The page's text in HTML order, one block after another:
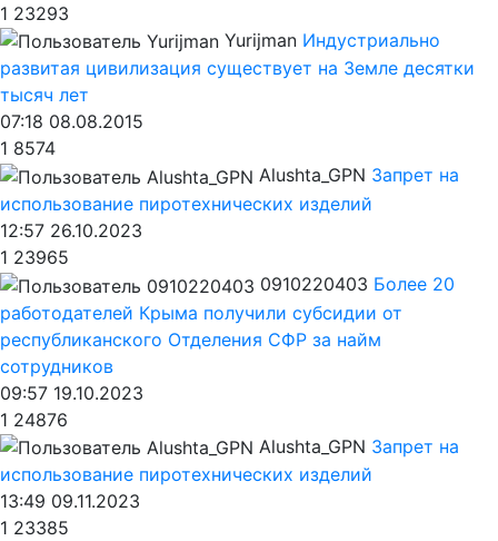
1 23293
Yurijman Индустриально
развитая цивилизация существует на Земле десятки
тысяч лет
07:18 08.08.2015
1 8574
Alushta_GPN Запрет на
использование пиротехнических изделий
12:57 26.10.2023
1 23965
0910220403 Более 20
работодателей Крыма получили субсидии от
республиканского Отделения СФР за найм
сотрудников
09:57 19.10.2023
1 24876
Alushta_GPN Запрет на
использование пиротехнических изделий
13:49 09.11.2023
1 23385